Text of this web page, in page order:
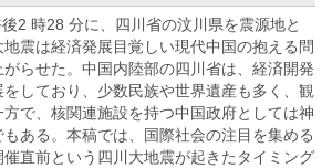
2 時28 分に、四川省の汶川県を震源地と
地震は経済発展目覚しい現代中国の抱える問
らせた。中国内陸部の四川省は、経済開発
しており、少数民族や世界遺産も多く、観
で、核関連施設を持つ中国政府としては神
ある。本稿では、国際社会の注目を集める
直前という四川大地震が起きたタイミング